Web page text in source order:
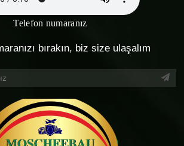
Telefon numaranız
bırakın, biz size ulaşalım